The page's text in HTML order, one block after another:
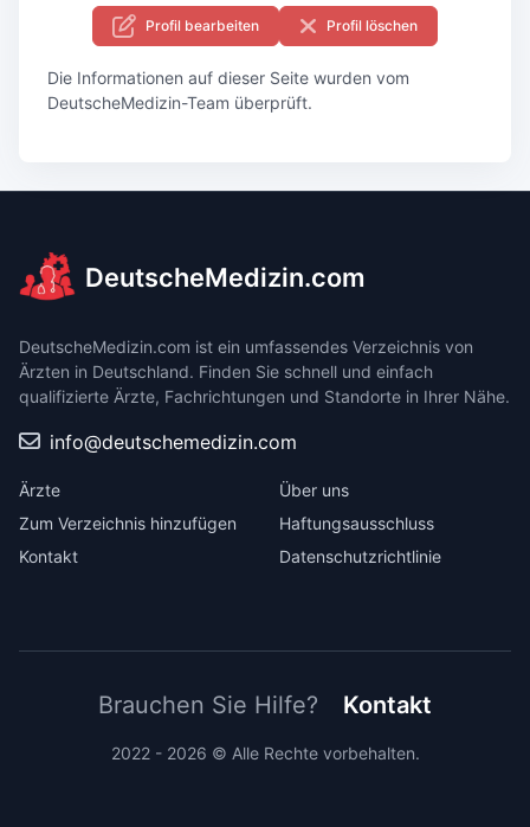
Profil bearbeiten Profil löschen
Die Informationen auf dieser Seite wurden vom
DeutscheMedizin-Team überprüft.
DeutscheMedizin.com
DeutscheMedizin.com ist ein umfassendes Verzeichnis von
Ärzten in Deutschland. Finden Sie schnell und einfach
qualifizierte Ärzte, Fachrichtungen und Standorte in Ihrer Nähe.
info@deutschemedizin.com
Ärzte
Zum Verzeichnis hinzufügen
Kontakt
Über uns
Haftungsausschluss
Datenschutzrichtlinie
Brauchen Sie Hilfe? Kontakt
2022 - 2026 © Alle Rechte vorbehalten.